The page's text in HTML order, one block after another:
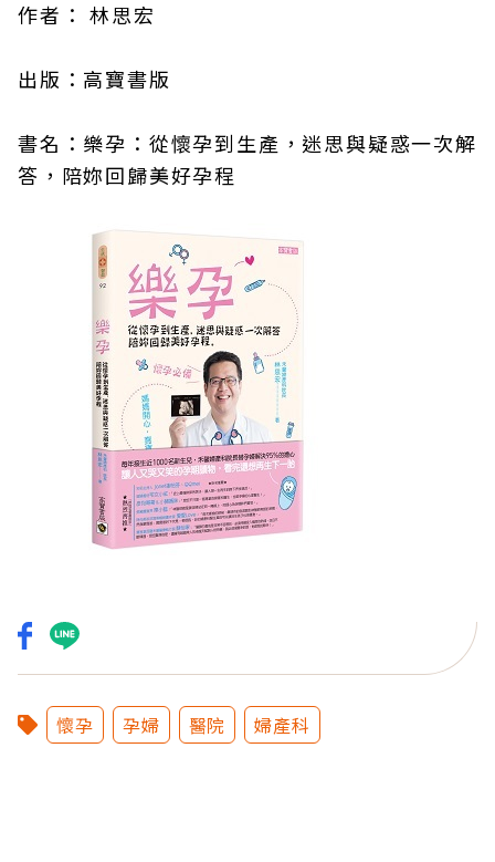
作者： 林思宏
出版：高寶書版
書名：樂孕：從懷孕到生產，迷思與疑惑一次解
答，陪妳回歸美好孕程
懷孕 孕婦 醫院 婦產科